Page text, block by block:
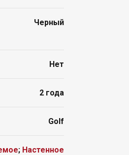
Черный
Нет
2 года
Golf
; Настенное